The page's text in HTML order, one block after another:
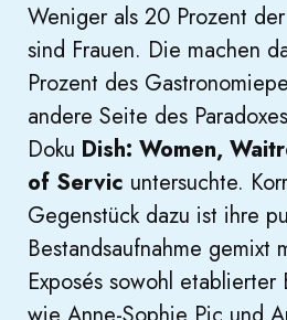
Weniger als 20 Prozent
sind Frauen. Die machen
Prozent des
andere Seite des
Doku Dish: Women,
of Servic untersuchte.
Gegenstück dazu ist ihre
Bestandsaufnahme gemixt
Exposés sowohl etablierter